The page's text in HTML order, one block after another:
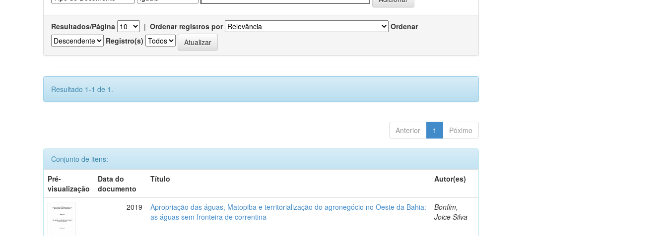
Resultados/Página | Ordenar registros por
Ordenar
Registro(s)
Resultado 1-1 de 1.
Anterior 1 Póximo
Conjunto de itens:
Pré-
visualização
Data do
documento
Título Autor(es)
2019
Apropriação das águas, Matopiba e territorialização do agronegócio no Oeste da Bahia:
as águas sem fronteira de correntina
Bonfim,
Joice Silva